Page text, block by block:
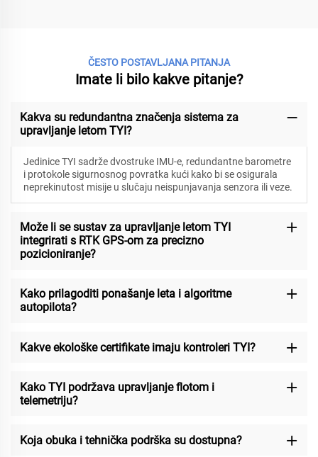
ČESTO POSTAVLJANA PITANJA
Imate li bilo kakve pitanje?
Kakva su redundantna značenja sistema za
upravljanje letom TYI?
Jedinice TYI sadrže dvostruke IMU-e, redundantne barometre
i protokole sigurnosnog povratka kući kako bi se osigurala
neprekinutost misije u slučaju neispunjavanja senzora ili veze.
Može li se sustav za upravljanje letom TYI
integrirati s RTK GPS-om za precizno
pozicioniranje?
Kako prilagoditi ponašanje leta i algoritme
autopilota?
Kakve ekološke certifikate imaju kontroleri TYI?
Kako TYI podržava upravljanje flotom i
telemetriju?
Koja obuka i tehnička podrška su dostupna?